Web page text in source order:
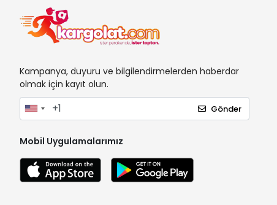
Kampanya, duyuru ve bilgilendirmelerden haberdar
olmak için kayıt olun.
Gönder
Mobil Uygulamalarımız